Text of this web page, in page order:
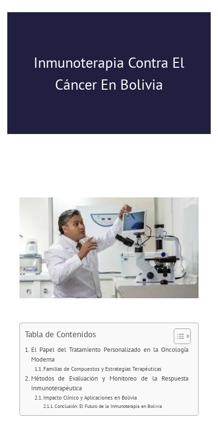
Inmunoterapia Contra El
Cáncer En Bolivia
Tabla de Contenidos
El Papel del Tratamiento Personalizado en la Oncología
Moderna
Familias de Compuestos y Estrategias Terapéuticas
Métodos de Evaluación y Monitoreo de la Respuesta
Inmunoterapéutica
Impacto Clínico y Aplicaciones en Bolivia
Conclusión: El Futuro de la Inmunoterapia en Bolivia